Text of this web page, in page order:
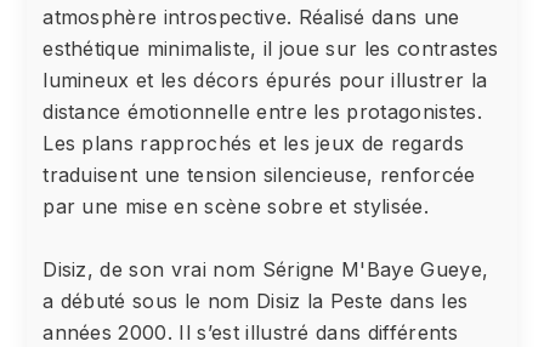
atmosphère introspective. Réalisé dans une
esthétique minimaliste, il joue sur les contrastes
lumineux et les décors épurés pour illustrer la
distance émotionnelle entre les protagonistes.
Les plans rapprochés et les jeux de regards
traduisent une tension silencieuse, renforcée
par une mise en scène sobre et stylisée.
Disiz, de son vrai nom Sérigne M'Baye Gueye,
a débuté sous le nom Disiz la Peste dans les
années 2000. Il s’est illustré dans différents